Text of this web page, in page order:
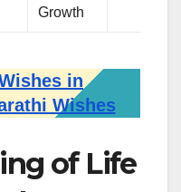
Growth
in
Wishes
of Life